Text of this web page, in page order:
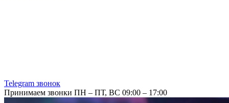
Telegram звонок
Принимаем звонки ПН – ПТ, ВС 09:00 – 17:00